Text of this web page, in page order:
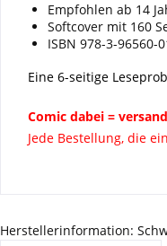
Empfohlen ab 14
Softcover mit 160
ISBN 978-3-96560-
Eine 6-seitige
Comic dabei =
Jede Bestellung, die
Herstellerinformation: